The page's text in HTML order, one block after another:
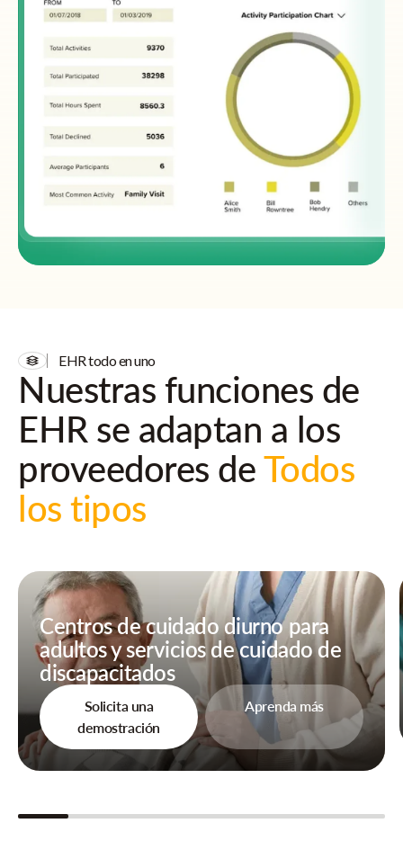
EHR todo en uno
Nuestras funciones de
EHR se adaptan a los
proveedores deTodos
los tipos
Centros de cuidado diurno para
adultos y servicios de cuidado de
discapacitados
Solicita una
demostración
Aprenda más